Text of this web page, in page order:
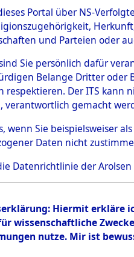
auf dem
zur
Roding)
Leben
0001
Portal über NS-
und Parteien oder
Sie persönlich dafür
Belange Dritter
respektieren. Der ITS
verantwortlich gemacht
wenn Sie beispielsweiser
Daten nicht
Datenrichtlinie der Arolsen
Hiermit erkläre
wissenschaftliche
nutze. Mir ist